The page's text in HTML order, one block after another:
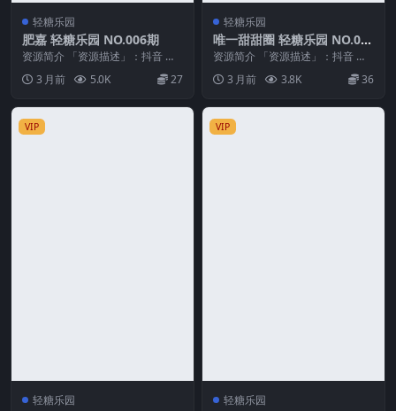
轻糖乐园
肥嘉 轻糖乐园 NO.006期
资源简介 「资源描述」：抖音 肥
嘉 轻糖乐园 NO.006期 【40P】
「资源...
3 月前 5.0K 27
轻糖乐园
唯一甜甜圈 轻糖乐园 NO.00
5期
资源简介 「资源描述」：抖音 唯
一甜甜圈 轻糖乐园 NO.005期 【3
4P】 ...
3 月前 3.8K 36
VIP
轻糖乐园
VIP
轻糖乐园